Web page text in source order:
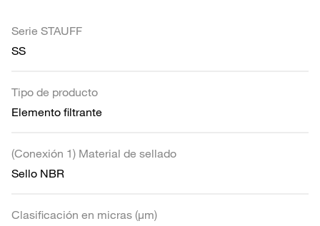
Serie STAUFF
SS
Tipo de producto
Elemento filtrante
(Conexión 1) Material de sellado
Sello NBR
Clasificación en micras (µm)